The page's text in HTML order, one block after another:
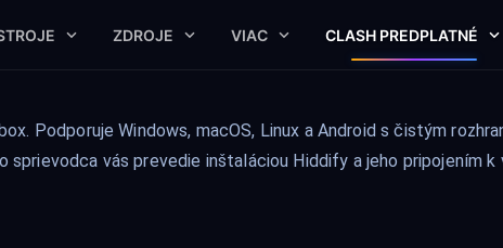
ZDROJE VIAC CLASH PREDPLATNÉ
Podporuje Windows, macOS, Linux a Android s čistým
vás prevedie inštaláciou Hiddify a jeho pripojením k